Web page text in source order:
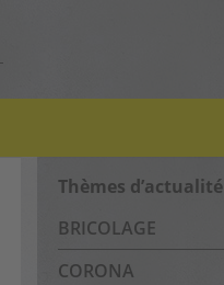
Thèmes d’actualité
BRICOLAGE
CORONA